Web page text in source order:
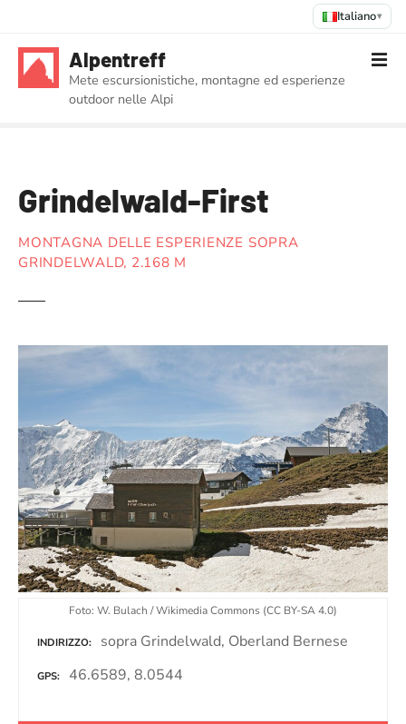
Italiano▾
Alpentreff
Mete escursionistiche, montagne ed esperienze
outdoor nelle Alpi
Grindelwald-First
MONTAGNA DELLE ESPERIENZE SOPRA
GRINDELWALD, 2.168 M
Foto: W. Bulach / Wikimedia Commons (CC BY-SA 4.0)
INDIRIZZO sopra Grindelwald, Oberland Bernese
GPS 46.6589, 8.0544